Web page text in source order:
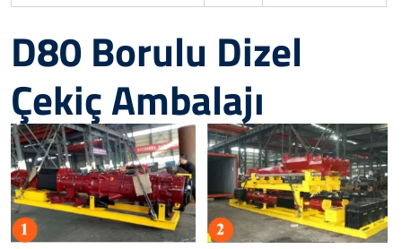
D80 Borulu Dizel
Çekiç Ambalajı